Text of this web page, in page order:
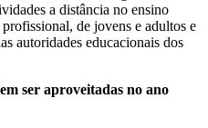
a distância no ensino
de jovens e adultos e
autoridades educacionais dos
ser aproveitadas no ano